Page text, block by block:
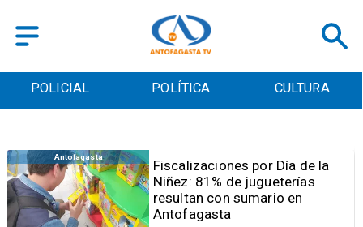
POLICIAL POLÍTICA CULTURA
Antofagasta
Tribunal frena opción de pena
mixta para Karen Rojo por ahora